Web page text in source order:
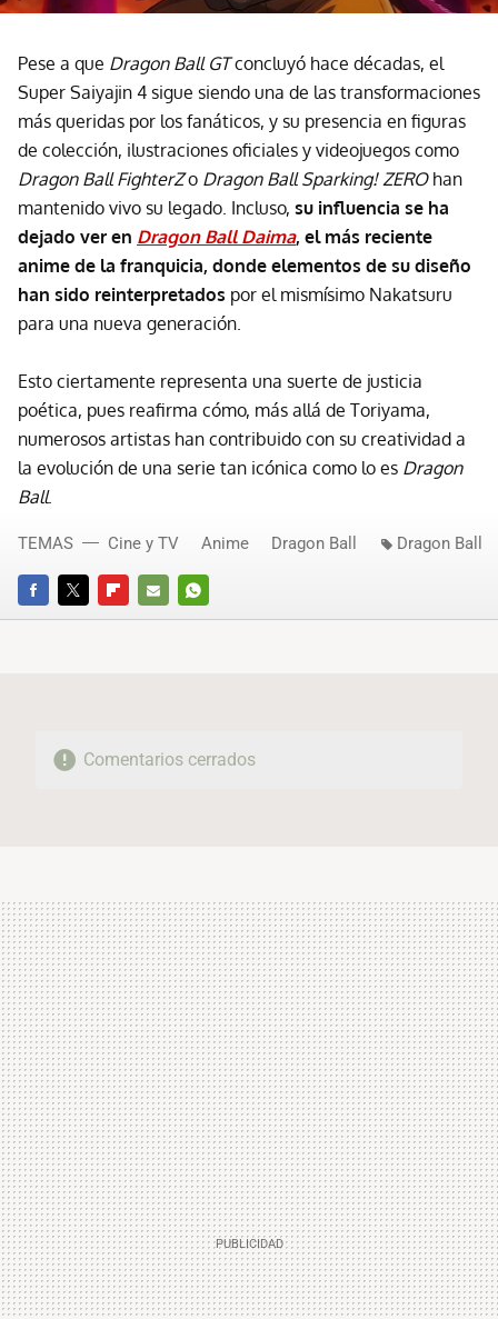
Pese a que Dragon Ball GTconcluyó hace décadas, el
Super Saiyajin 4 sigue siendo una de las transformaciones
más queridas por los fanáticos, y su presencia en figuras
de colección, ilustraciones oficiales y videojuegos como
Dragon Ball FighterZo Dragon Ball Sparking! ZEROhan
mantenido vivo su legado. Incluso, su influencia se ha
dejado ver en Dragon Ball Daima, el más reciente
anime de la franquicia, donde elementos de su diseño
han sido reinterpretados por el mismísimo Nakatsuru
para una nueva generación.
Esto ciertamente representa una suerte de justicia
poética, pues reafirma cómo, más allá de Toriyama,
numerosos artistas han contribuido con su creatividad a
la evolución de una serie tan icónica como lo es Dragon
Ball.
FACEBOOKTWITTERFLIPBOARD
E-
WHATSAPP
TEMAS Cine y TV Anime Dragon Ball Dragon Ball
Comentarios cerrados